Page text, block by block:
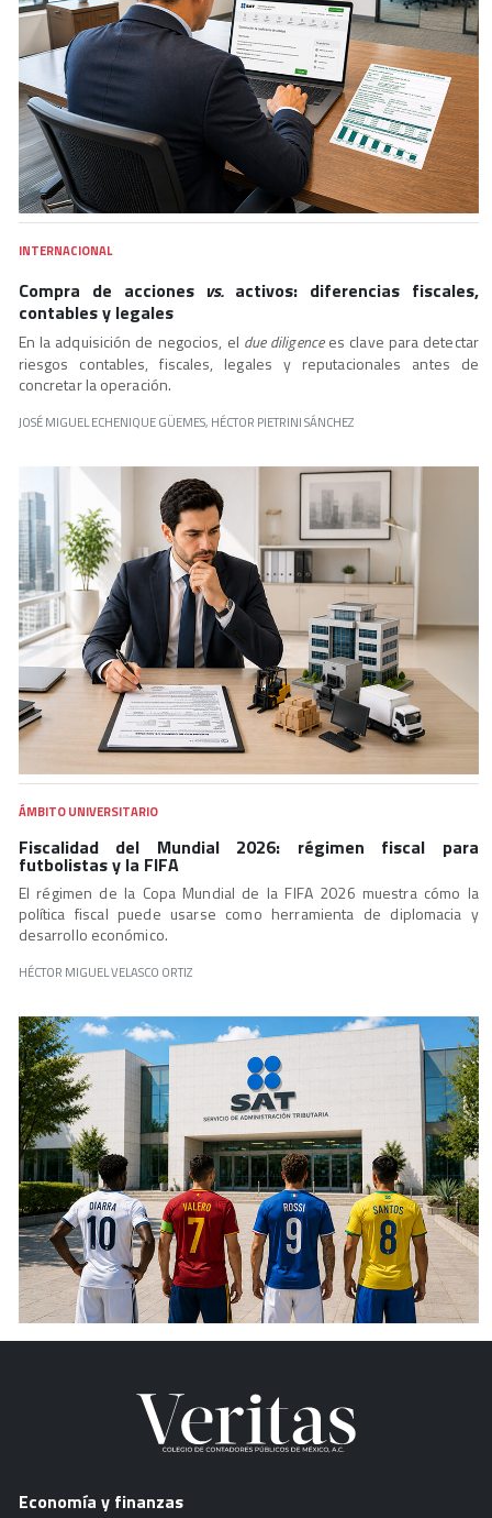
INTERNACIONAL
Compra de acciones vs.activos: diferencias fiscales,
contables y legales
En la adquisición de negocios, el due diligencees clave para detectar
riesgos contables, fiscales, legales y reputacionales antes de
concretar la operación.
JOSÉ MIGUEL ECHENIQUE GÜEMES, HÉCTOR PIETRINI SÁNCHEZ
ÁMBITO UNIVERSITARIO
Fiscalidad del Mundial 2026: régimen fiscal para
futbolistas y la FIFA
El régimen de la Copa Mundial de la FIFA 2026 muestra cómo la
política fiscal puede usarse como herramienta de diplomacia y
desarrollo económico.
HÉCTOR MIGUEL VELASCO ORTIZ
Economía y finanzas